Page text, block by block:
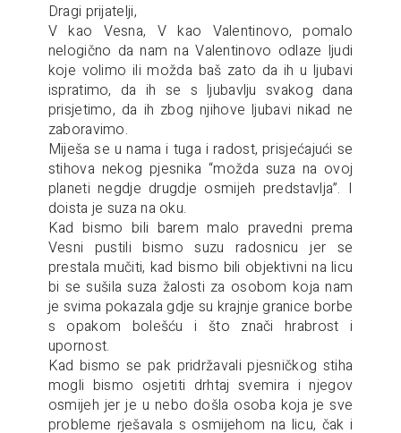
Dragi prijatelji,
V kao Vesna, V kao Valentinovo, pomalo
nelogično da nam na Valentinovo odlaze ljudi
koje volimo ili možda baš zato da ih u ljubavi
ispratimo, da ih se s ljubavlju svakog dana
prisjetimo, da ih zbog njihove ljubavi nikad ne
zaboravimo.
Miješa se u nama i tuga i radost, prisjećajući se
stihova nekog pjesnika “možda suza na ovoj
planeti negdje drugdje osmijeh predstavlja”. I
doista je suza na oku.
Kad bismo bili barem malo pravedni prema
Vesni pustili bismo suzu radosnicu jer se
prestala mučiti, kad bismo bili objektivni na licu
bi se sušila suza žalosti za osobom koja nam
je svima pokazala gdje su krajnje granice borbe
s opakom bolešću i što znači hrabrost i
upornost.
Kad bismo se pak pridržavali pjesničkog stiha
mogli bismo osjetiti drhtaj svemira i njegov
osmijeh jer je u nebo došla osoba koja je sve
probleme rješavala s osmijehom na licu, čak i